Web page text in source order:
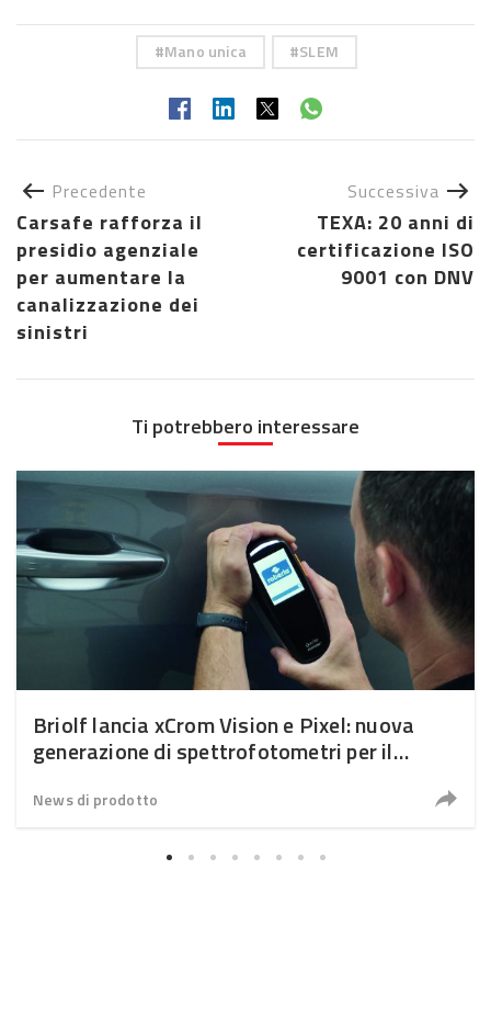
Mano unica SLEM
Precedente
Carsafe rafforza il
presidio agenziale
per aumentare la
canalizzazione dei
sinistri
Successiva
TEXA: 20 anni di
certificazione ISO
9001 con DNV
Ti potrebbero interessare
Briolf lancia xCrom Vision e Pixel: nuova
generazione di spettrofotometri per il
News di prodotto